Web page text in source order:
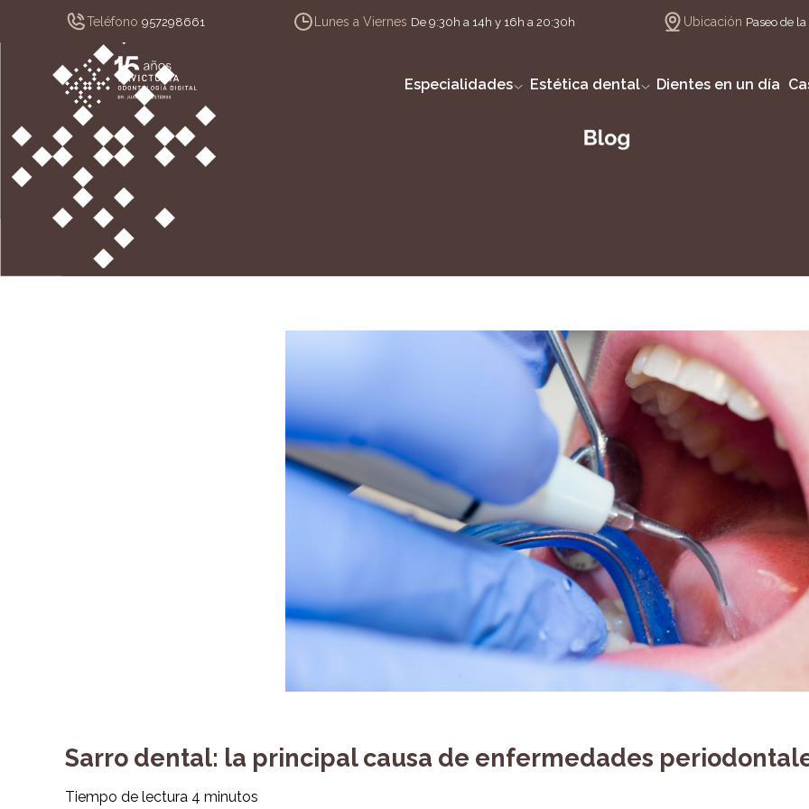
Teléfono 957298661 Lunes a Viernes De 9:30h a 14h y 16h a 20:30h Ubicación Paseo de
Especialidades Estética dental Dientes en un día
Sarro dental: la principal causa de enfermedades
Tiempo de lectura 4 minutos